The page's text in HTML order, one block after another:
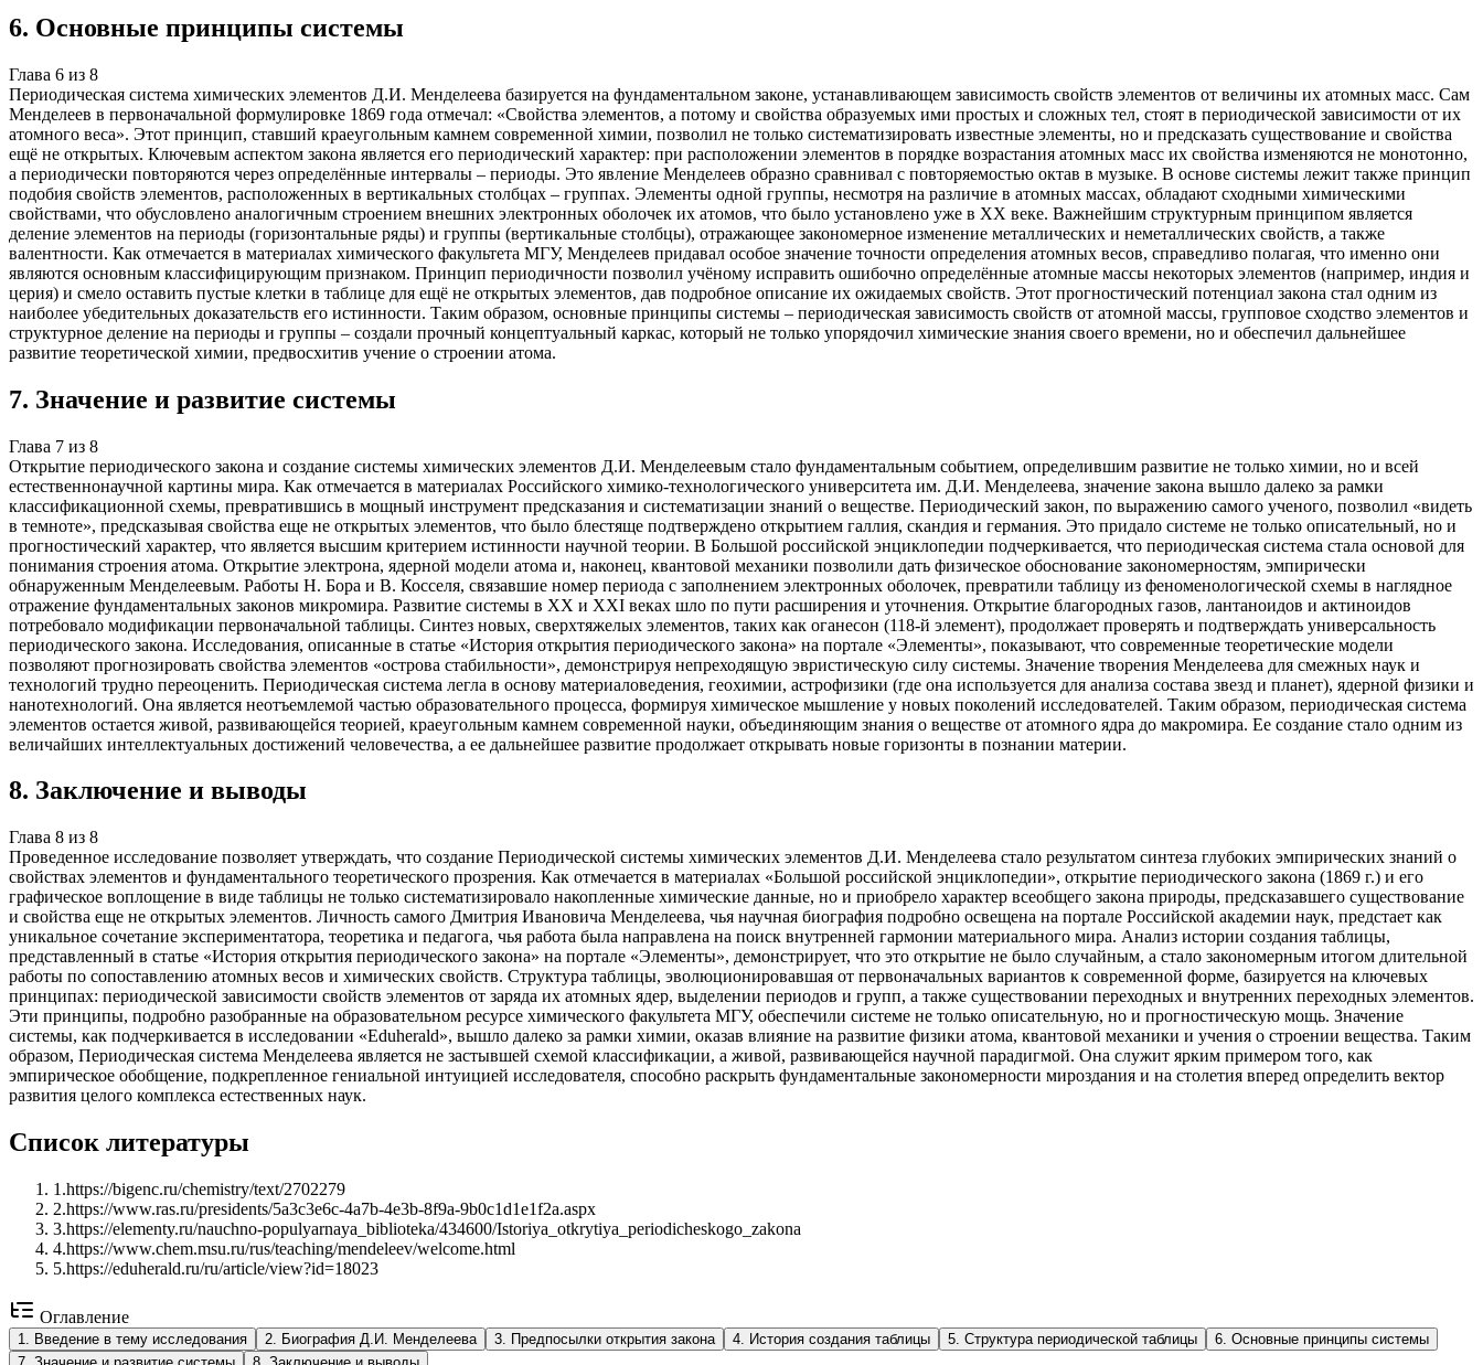
6. Основные принципы системы
Глава 6 из 8
Периодическая система химических элементов Д.И. Менделеева базируется на фундаментальном законе, устанавливающем зависимость свойств элементов от величины их атомных масс. Сам
Менделеев в первоначальной формулировке 1869 года отмечал: «Свойства элементов, а потому и свойства образуемых ими простых и сложных тел, стоят в периодической зависимости от их
атомного веса». Этот принцип, ставший краеугольным камнем современной химии, позволил не только систематизировать известные элементы, но и предсказать существование и свойства
ещё не открытых. Ключевым аспектом закона является его периодический характер: при расположении элементов в порядке возрастания атомных масс их свойства изменяются не монотонно,
а периодически повторяются через определённые интервалы – периоды. Это явление Менделеев образно сравнивал с повторяемостью октав в музыке. В основе системы лежит также принцип
подобия свойств элементов, расположенных в вертикальных столбцах – группах. Элементы одной группы, несмотря на различие в атомных массах, обладают сходными химическими
свойствами, что обусловлено аналогичным строением внешних электронных оболочек их атомов, что было установлено уже в XX веке. Важнейшим структурным принципом является
деление элементов на периоды (горизонтальные ряды) и группы (вертикальные столбцы), отражающее закономерное изменение металлических и неметаллических свойств, а также
валентности. Как отмечается в материалах химического факультета МГУ, Менделеев придавал особое значение точности определения атомных весов, справедливо полагая, что именно они
являются основным классифицирующим признаком. Принцип периодичности позволил учёному исправить ошибочно определённые атомные массы некоторых элементов (например, индия и
церия) и смело оставить пустые клетки в таблице для ещё не открытых элементов, дав подробное описание их ожидаемых свойств. Этот прогностический потенциал закона стал одним из
наиболее убедительных доказательств его истинности. Таким образом, основные принципы системы – периодическая зависимость свойств от атомной массы, групповое сходство элементов и
структурное деление на периоды и группы – создали прочный концептуальный каркас, который не только упорядочил химические знания своего времени, но и обеспечил дальнейшее
развитие теоретической химии, предвосхитив учение о строении атома.
7. Значение и развитие системы
Глава 7 из 8
Открытие периодического закона и создание системы химических элементов Д.И. Менделеевым стало фундаментальным событием, определившим развитие не только химии, но и всей
естественнонаучной картины мира. Как отмечается в материалах Российского химико-технологического университета им. Д.И. Менделеева, значение закона вышло далеко за рамки
классификационной схемы, превратившись в мощный инструмент предсказания и систематизации знаний о веществе. Периодический закон, по выражению самого ученого, позволил «видеть
в темноте», предсказывая свойства еще не открытых элементов, что было блестяще подтверждено открытием галлия, скандия и германия. Это придало системе не только описательный, но и
прогностический характер, что является высшим критерием истинности научной теории. В Большой российской энциклопедии подчеркивается, что периодическая система стала основой для
понимания строения атома. Открытие электрона, ядерной модели атома и, наконец, квантовой механики позволили дать физическое обоснование закономерностям, эмпирически
обнаруженным Менделеевым. Работы Н. Бора и В. Косселя, связавшие номер периода с заполнением электронных оболочек, превратили таблицу из феноменологической схемы в наглядное
отражение фундаментальных законов микромира. Развитие системы в XX и XXI веках шло по пути расширения и уточнения. Открытие благородных газов, лантаноидов и актиноидов
потребовало модификации первоначальной таблицы. Синтез новых, сверхтяжелых элементов, таких как оганесон (118-й элемент), продолжает проверять и подтверждать универсальность
периодического закона. Исследования, описанные в статье «История открытия периодического закона» на портале «Элементы», показывают, что современные теоретические модели
позволяют прогнозировать свойства элементов «острова стабильности», демонстрируя непреходящую эвристическую силу системы. Значение творения Менделеева для смежных наук и
технологий трудно переоценить. Периодическая система легла в основу материаловедения, геохимии, астрофизики (где она используется для анализа состава звезд и планет), ядерной физики и
нанотехнологий. Она является неотъемлемой частью образовательного процесса, формируя химическое мышление у новых поколений исследователей. Таким образом, периодическая система
элементов остается живой, развивающейся теорией, краеугольным камнем современной науки, объединяющим знания о веществе от атомного ядра до макромира. Ее создание стало одним из
величайших интеллектуальных достижений человечества, а ее дальнейшее развитие продолжает открывать новые горизонты в познании материи.
8. Заключение и выводы
Глава 8 из 8
Проведенное исследование позволяет утверждать, что создание Периодической системы химических элементов Д.И. Менделеева стало результатом синтеза глубоких эмпирических знаний о
свойствах элементов и фундаментального теоретического прозрения. Как отмечается в материалах «Большой российской энциклопедии», открытие периодического закона (1869 г.) и его
графическое воплощение в виде таблицы не только систематизировало накопленные химические данные, но и приобрело характер всеобщего закона природы, предсказавшего существование
и свойства еще не открытых элементов. Личность самого Дмитрия Ивановича Менделеева, чья научная биография подробно освещена на портале Российской академии наук, предстает как
уникальное сочетание экспериментатора, теоретика и педагога, чья работа была направлена на поиск внутренней гармонии материального мира. Анализ истории создания таблицы,
представленный в статье «История открытия периодического закона» на портале «Элементы», демонстрирует, что это открытие не было случайным, а стало закономерным итогом длительной
работы по сопоставлению атомных весов и химических свойств. Структура таблицы, эволюционировавшая от первоначальных вариантов к современной форме, базируется на ключевых
принципах: периодической зависимости свойств элементов от заряда их атомных ядер, выделении периодов и групп, а также существовании переходных и внутренних переходных элементов.
Эти принципы, подробно разобранные на образовательном ресурсе химического факультета МГУ, обеспечили системе не только описательную, но и прогностическую мощь. Значение
системы, как подчеркивается в исследовании «Eduherald», вышло далеко за рамки химии, оказав влияние на развитие физики атома, квантовой механики и учения о строении вещества. Таким
образом, Периодическая система Менделеева является не застывшей схемой классификации, а живой, развивающейся научной парадигмой. Она служит ярким примером того, как
эмпирическое обобщение, подкрепленное гениальной интуицией исследователя, способно раскрыть фундаментальные закономерности мироздания и на столетия вперед определить вектор
развития целого комплекса естественных наук.
Список литературы
1 .https://bigenc.ru/chemistry/text/2702279
2.https://www.ras.ru/presidents/5a3c3e6c-4a7b-4e3b-8f9a-9b0c1d1e1f2a.aspx
3.https://elementy.ru/nauchno-populyarnaya_biblioteka/434600/Istoriya_otkrytiya_periodicheskogo_zakona
4.https://www.chem.msu.ru/rus/teaching/mendeleev/welcome.html
5.https://eduherald.ru/ru/article/view?id=18023
Оглавление
1. Введение в тему исследования 2. Биография Д.И. Менделеева 3. Предпосылки открытия закона 4. История создания таблицы 5. Структура периодической таблицы 6. Основные принципы системы